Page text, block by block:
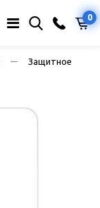
0
Защитное